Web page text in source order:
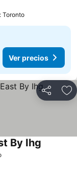
Toronto
Ver precios
Compartir
Ver precios
By Ihg